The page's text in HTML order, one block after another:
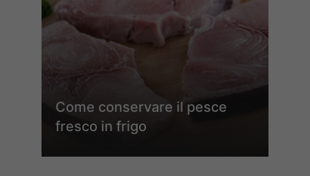
Come conservare il pesce
fresco in frigo